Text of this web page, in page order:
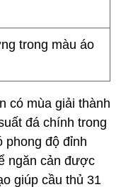
trong màu áo
có mùa giải thành
đá chính trong
phong độ đỉnh
ngăn cản được
giúp cầu thủ 31